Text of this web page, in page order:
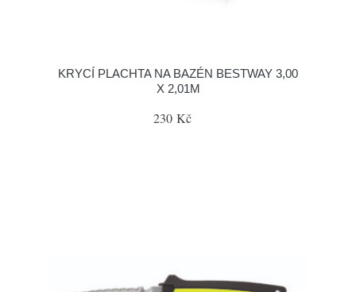
KRYCÍ PLACHTA NA BAZÉN BESTWAY 3,00
X 2,01M
230 Kč